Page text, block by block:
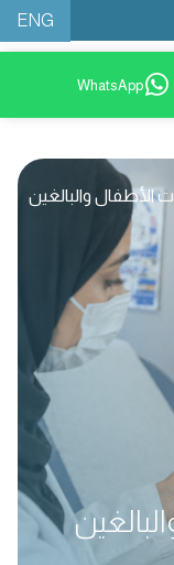
ENG
WhatsApp
الأطفال والبالغين